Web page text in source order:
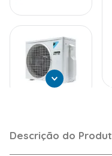
Descrição do